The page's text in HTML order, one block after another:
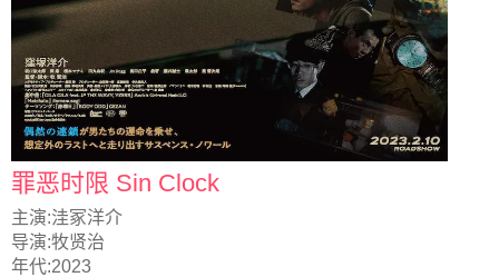
罪恶时限 Sin Clock
主演:洼冢洋介
导演:牧贤治
年代:2023